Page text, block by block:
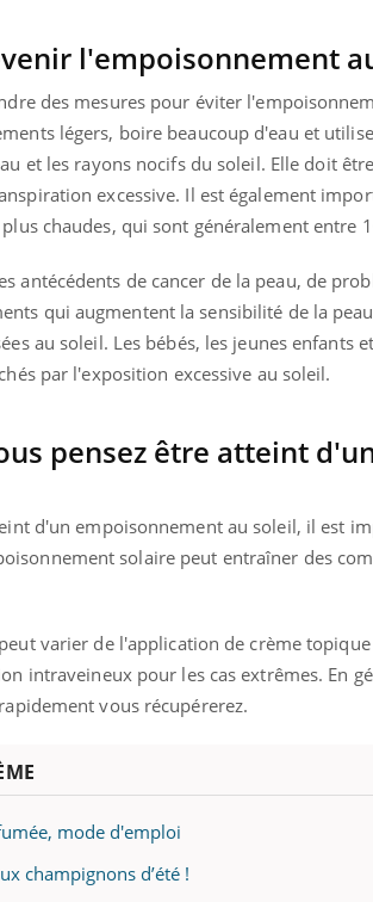
l'empoisonnement
des mesures pour éviter
légers, boire beaucoup d'eau et
et les rayons nocifs du soleil. Elle doit
excessive. Il est également
chaudes, qui sont généralement entre
antécédents de cancer de la peau, de
qui augmentent la sensibilité de la
au soleil. Les bébés, les jeunes enfants
par l'exposition excessive au soleil.
pensez être atteint
d'un empoisonnement au soleil, il est
solaire peut entraîner des
varier de l'application de crème
intraveineux pour les cas extrêmes. En
vous récupérerez.
mode d'emploi
champignons d’été !
Youtube
Un « jumeau numérique » pour